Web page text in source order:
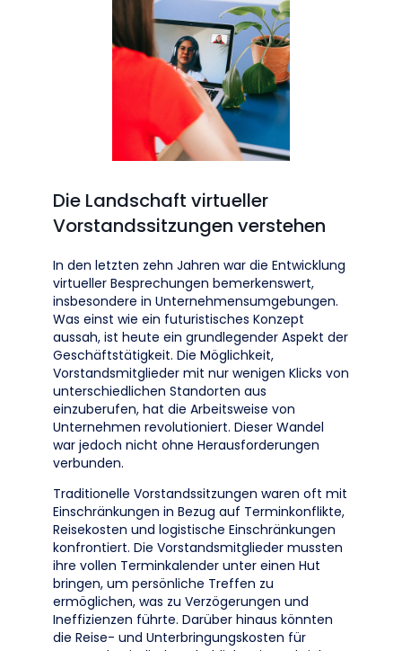
Die Landschaft virtueller
Vorstandssitzungen verstehen
In den letzten zehn Jahren war die Entwicklung
virtueller Besprechungen bemerkenswert,
insbesondere in Unternehmensumgebungen.
Was einst wie ein futuristisches Konzept
aussah, ist heute ein grundlegender Aspekt der
Geschäftstätigkeit. Die Möglichkeit,
Vorstandsmitglieder mit nur wenigen Klicks von
unterschiedlichen Standorten aus
einzuberufen, hat die Arbeitsweise von
Unternehmen revolutioniert. Dieser Wandel
war jedoch nicht ohne Herausforderungen
verbunden.
Traditionelle Vorstandssitzungen waren oft mit
Einschränkungen in Bezug auf Terminkonflikte,
Reisekosten und logistische Einschränkungen
konfrontiert. Die Vorstandsmitglieder mussten
ihre vollen Terminkalender unter einen Hut
bringen, um persönliche Treffen zu
ermöglichen, was zu Verzögerungen und
Ineffizienzen führte. Darüber hinaus könnten
die Reise- und Unterbringungskosten für